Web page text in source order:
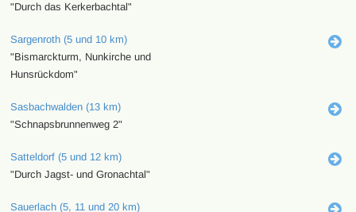
"Durch das Kerkerbachtal"
Sargenroth (5 und 10 km)
"Bismarckturm, Nunkirche und
Hunsrückdom"
Sasbachwalden (13 km)
"Schnapsbrunnenweg 2"
Satteldorf (5 und 12 km)
"Durch Jagst- und Gronachtal"
Sauerlach (5, 11 und 20 km)